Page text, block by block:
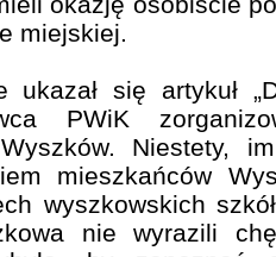
miejskiej.
ukazał się artykuł
PWiK
Niestety,
mieszkańców
wyszkowskich
nie wyrazili